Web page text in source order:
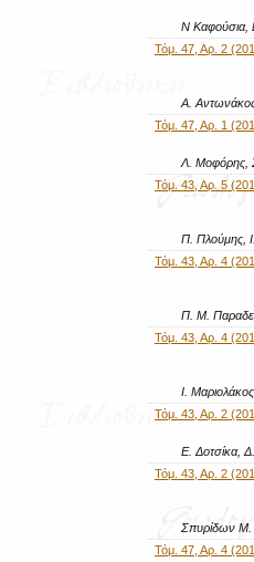
Ν Καφούσια,
Τόμ. 47, Αρ. 2
Α.
Τόμ. 47, Αρ. 1
Λ. Μοφόρης,
Τόμ. 43, Αρ. 5
Π. Πλούμης,
Τόμ. 43, Αρ. 4
Π. Μ.
Τόμ. 43, Αρ. 4
Ι.
Τόμ. 43, Αρ. 2
Ε. Δοτσίκα,
Τόμ. 43, Αρ. 2
Σπυρίδων Μ.
Τόμ. 47, Αρ. 4